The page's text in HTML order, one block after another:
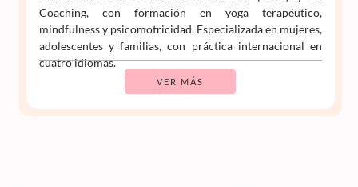
Coaching, con formación en yoga terapéutico,
mindfulness y psicomotricidad. Especializada en mujeres,
adolescentes y familias, con práctica internacional en
cuatro idiomas.
VER MÁS